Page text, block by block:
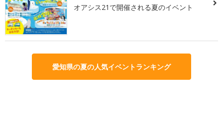
オアシス21で開催される夏のイベント
愛知県の夏の人気イベントランキング